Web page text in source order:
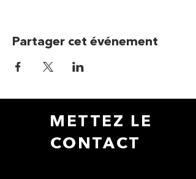
Partager cet événement
METTEZ LE
CONTACT